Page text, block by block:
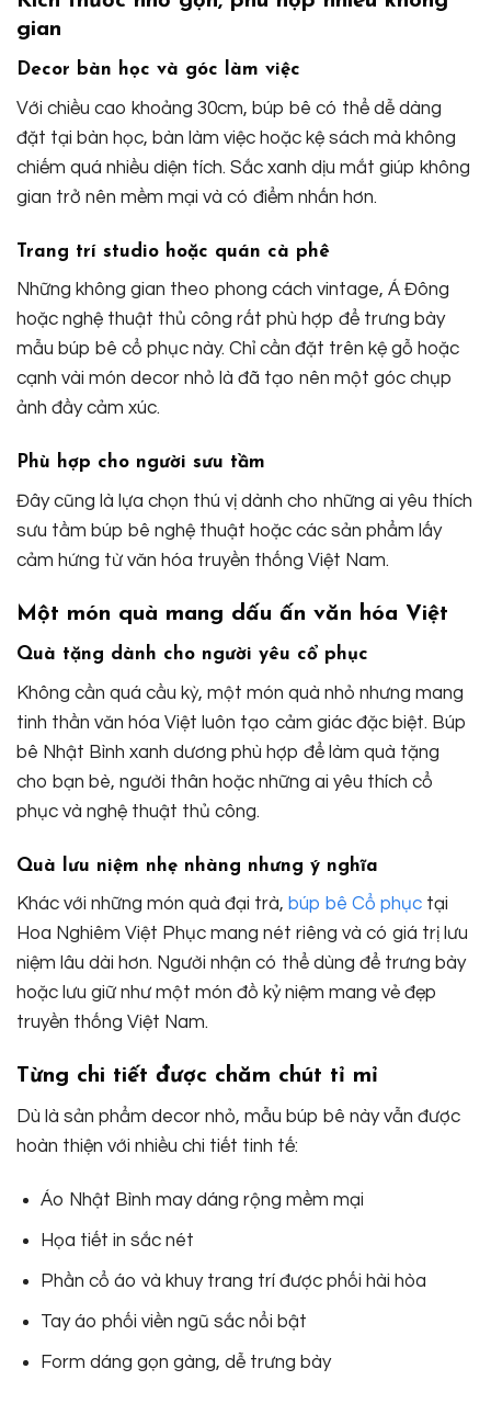
gian
Decor bàn học và góc làm việc
Với chiều cao khoảng 30cm, búp bê có thể dễ dàng
đặt tại bàn học, bàn làm việc hoặc kệ sách mà không
chiếm quá nhiều diện tích. Sắc xanh dịu mắt giúp không
gian trở nên mềm mại và có điểm nhấn hơn.
Trang trí studio hoặc quán cà phê
Những không gian theo phong cách vintage, Á Đông
hoặc nghệ thuật thủ công rất phù hợp để trưng bày
mẫu búp bê cổ phục này. Chỉ cần đặt trên kệ gỗ hoặc
cạnh vài món decor nhỏ là đã tạo nên một góc chụp
ảnh đầy cảm xúc.
Phù hợp cho người sưu tầm
Đây cũng là lựa chọn thú vị dành cho những ai yêu thích
sưu tầm búp bê nghệ thuật hoặc các sản phẩm lấy
cảm hứng từ văn hóa truyền thống Việt Nam.
Một món quà mang dấu ấn văn hóa Việt
Quà tặng dành cho người yêu cổ phục
Không cần quá cầu kỳ, một món quà nhỏ nhưng mang
tinh thần văn hóa Việt luôn tạo cảm giác đặc biệt. Búp
bê Nhật Bình xanh dương phù hợp để làm quà tặng
cho bạn bè, người thân hoặc những ai yêu thích cổ
phục và nghệ thuật thủ công.
Quà lưu niệm nhẹ nhàng nhưng ý nghĩa
Khác với những món quà đại trà, búp bê Cổ phục tại
Hoa Nghiêm Việt Phục mang nét riêng và có giá trị lưu
niệm lâu dài hơn. Người nhận có thể dùng để trưng bày
hoặc lưu giữ như một món đồ kỷ niệm mang vẻ đẹp
truyền thống Việt Nam.
Từng chi tiết được chăm chút tỉ mỉ
Dù là sản phẩm decor nhỏ, mẫu búp bê này vẫn được
hoàn thiện với nhiều chi tiết tinh tế:
Áo Nhật Bình may dáng rộng mềm mại
Họa tiết in sắc nét
Phần cổ áo và khuy trang trí được phối hài hòa
Tay áo phối viền ngũ sắc nổi bật
Form dáng gọn gàng, dễ trưng bày